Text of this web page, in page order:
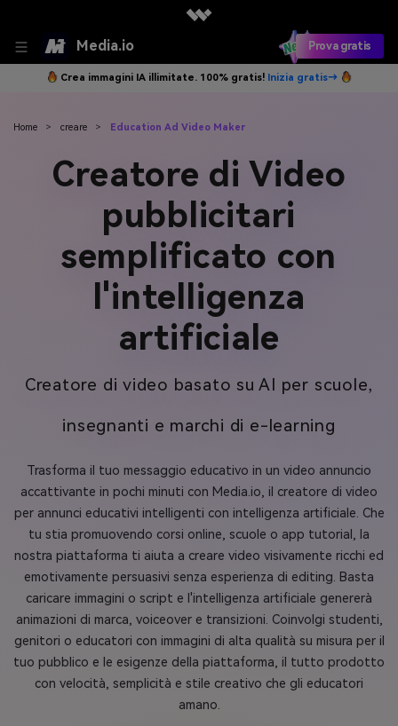
Media.io Prova gratis
Crea immagini IA illimitate. 100% gratis! Inizia gratis→
Home > creare > Education Ad Video Maker
Creatore di Video
pubblicitari
semplificato con
l'intelligenza
artificiale
Creatore di video basato su AI per scuole,
insegnanti e marchi di e-learning
Trasforma il tuo messaggio educativo in un video annuncio
accattivante in pochi minuti con Media.io, il creatore di video
per annunci educativi intelligenti con intelligenza artificiale. Che
tu stia promuovendo corsi online, scuole o app tutorial, la
nostra piattaforma ti aiuta a creare video visivamente ricchi ed
emotivamente persuasivi senza esperienza di editing. Basta
caricare immagini o script e l'intelligenza artificiale genererà
animazioni di marca, voiceover e transizioni. Coinvolgi studenti,
genitori o educatori con immagini di alta qualità su misura per il
tuo pubblico e le esigenze della piattaforma, il tutto prodotto
con velocità, semplicità e stile creativo che gli educatori
amano.